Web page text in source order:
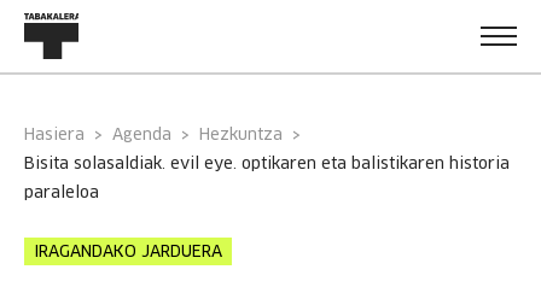
Hasiera Agenda
Hezkuntza
bisita solasaldiak. evil eye. optikaren eta balistikaren historia
paraleloa
IRAGANDAKO JARDUERA